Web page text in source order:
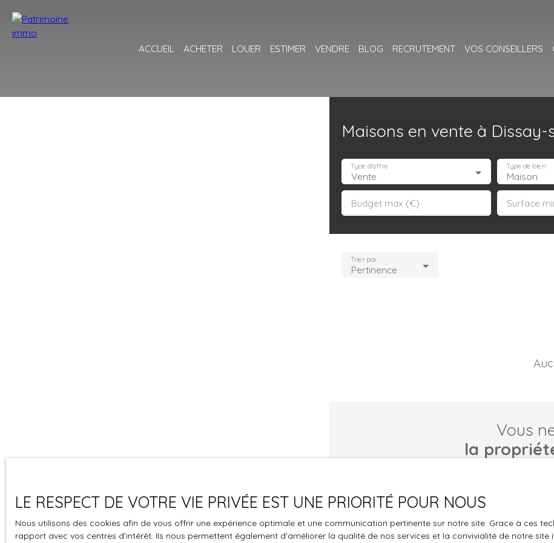
ACCUEIL ACHETER LOUER ESTIMER VENDRE BLOG RECRUTEMENT VOS CONSEILLERS
Maisons en vente à
Vente
Type d'offre
Maison
Type de bien
Budget max (€) Surface
Pertinence
Trier par
Vous
la
Prénom
Vente Maison
LE RESPECT DE VOTRE VIE PRIVÉE EST UNE PRIORITÉ POUR NOUS
Nous utilisons des cookies afin de vous offrir une expérience optimale et une communication pertinente sur notre site. Grace à ces
rapport avec vos centres d'intérêt. Ils nous permettent également d'améliorer la qualité de nos services et la convivialité de notre site